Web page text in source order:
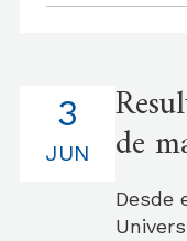
3
JUN de
Desde
Arqueria
Basquet